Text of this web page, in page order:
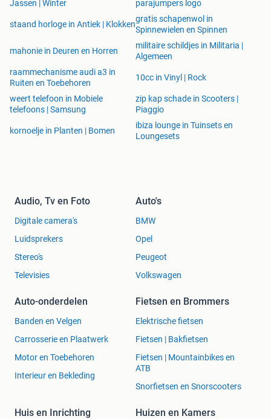
Jassen | Winter
parajumpers logo
staand horloge in Antiek | Klokken
gratis schapenwol in
Spinnewielen en Spinnen
mahonie in Deuren en Horren
militaire schildjes in Militaria |
Algemeen
raammechanisme audi a3 in
Ruiten en Toebehoren
10cc in Vinyl | Rock
weert telefoon in Mobiele
telefoons | Samsung
zip kap schade in Scooters |
Piaggio
kornoelje in Planten | Bomen
ibiza lounge in Tuinsets en
Loungesets
Audio, Tv en Foto
Digitale camera's
Luidsprekers
Stereo's
Televisies
Auto's
BMW
Opel
Peugeot
Volkswagen
Auto-onderdelen
Banden en Velgen
Carrosserie en Plaatwerk
Motor en Toebehoren
Interieur en Bekleding
Fietsen en Brommers
Elektrische fietsen
Fietsen | Bakfietsen
Fietsen | Mountainbikes en
ATB
Snorfietsen en Snorscooters
Huis en Inrichting Huizen en Kamers